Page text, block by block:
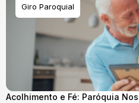
Giro Paroquial
Acolhimento e Fé: Paróquia